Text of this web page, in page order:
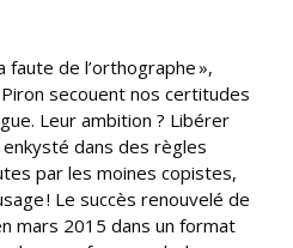
faute de l’orthographe »,
secouent nos certitudes
Leur ambition ? Libérer
dans des règles
par les moines copistes,
! Le succès renouvelé de
mars 2015 dans un format